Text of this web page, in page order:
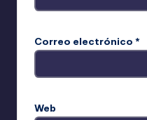
Correo electrónico *
Web